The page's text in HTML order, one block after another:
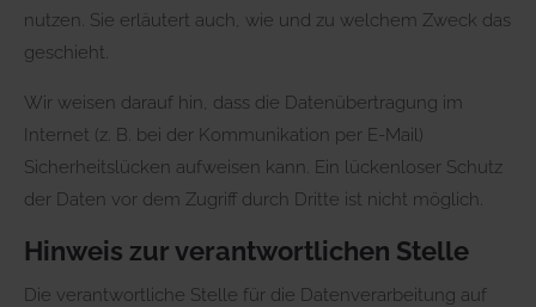
nutzen. Sie erläutert auch, wie und zu welchem Zweck das
geschieht.
Wir weisen darauf hin, dass die Datenübertragung im
Internet (z. B. bei der Kommunikation per E-Mail)
Sicherheitslücken aufweisen kann. Ein lückenloser Schutz
der Daten vor dem Zugriff durch Dritte ist nicht möglich.
Hinweis zur verantwortlichen Stelle
Die verantwortliche Stelle für die Datenverarbeitung auf